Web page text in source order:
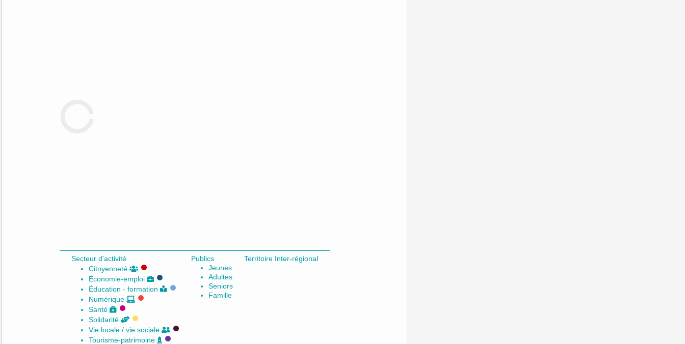
Secteur d'activité
Citoyenneté
Économie-emploi
Éducation - formation
Numérique
Santé
Solidarité
Vie locale / vie sociale
Tourisme-patrimoine
Publics
Jeunes
Adultes
Seniors
Famille
Territoire Inter-régional